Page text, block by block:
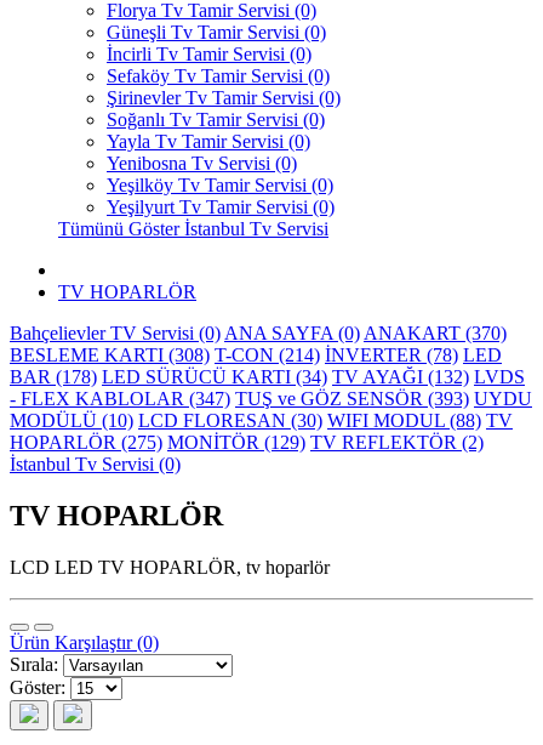
Florya Tv Tamir Servisi (0)
Güneşli Tv Tamir Servisi (0)
İncirli Tv Tamir Servisi (0)
Sefaköy Tv Tamir Servisi (0)
Şirinevler Tv Tamir Servisi (0)
Soğanlı Tv Tamir Servisi (0)
Yayla Tv Tamir Servisi (0)
Yenibosna Tv Servisi (0)
Yeşilköy Tv Tamir Servisi (0)
Yeşilyurt Tv Tamir Servisi (0)
Tümünü Göster İstanbul Tv Servisi
TV HOPARLÖR
Bahçelievler TV Servisi (0) ANA SAYFA (0) ANAKART (370)
BESLEME KARTI (308) T-CON (214) İNVERTER (78) LED
BAR (178) LED SÜRÜCÜ KARTI (34) TV AYAĞI (132) LVDS
- FLEX KABLOLAR (347) TUŞ ve GÖZ SENSÖR (393) UYDU
MODÜLÜ (10) LCD FLORESAN (30) WIFI MODUL (88) TV
HOPARLÖR (275) MONİTÖR (129) TV REFLEKTÖR (2)
İstanbul Tv Servisi (0)
TV HOPARLÖR
LCD LED TV HOPARLÖR, tv hoparlör
Ürün Karşılaştır (0)
Sırala:
Göster: